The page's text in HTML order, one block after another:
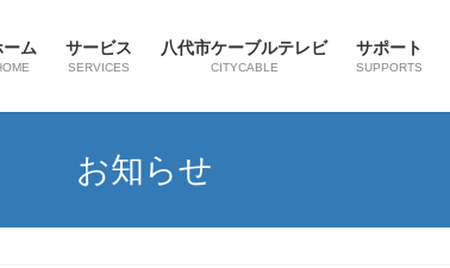
ーム サービス
SERVICES
八代市ケーブルテレビ
CITYCABLE
サポート
SUPPORTS
お知らせ